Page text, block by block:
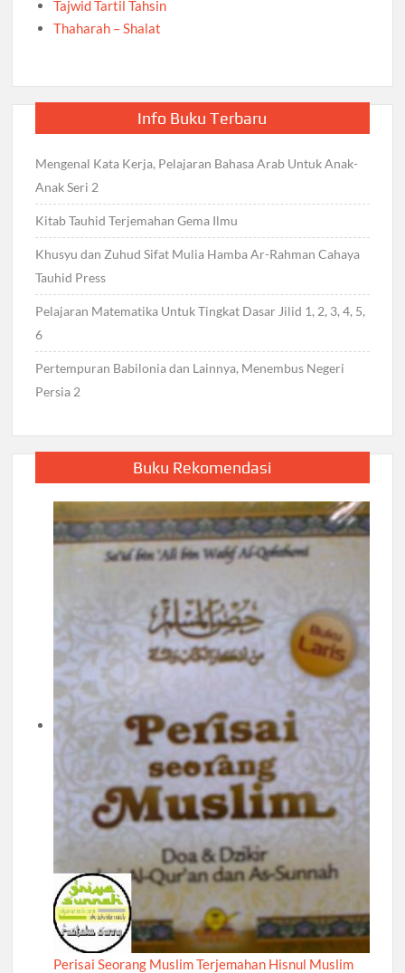
Tajwid Tartil Tahsin
Thaharah – Shalat
Info Buku Terbaru
Mengenal Kata Kerja, Pelajaran Bahasa Arab Untuk Anak-
Anak Seri 2
Kitab Tauhid Terjemahan Gema Ilmu
Khusyu dan Zuhud Sifat Mulia Hamba Ar-Rahman Cahaya
Tauhid Press
Pelajaran Matematika Untuk Tingkat Dasar Jilid 1, 2, 3, 4, 5,
6
Pertempuran Babilonia dan Lainnya, Menembus Negeri
Persia 2
Buku Rekomendasi
Perisai Seorang Muslim Terjemahan Hisnul Muslim